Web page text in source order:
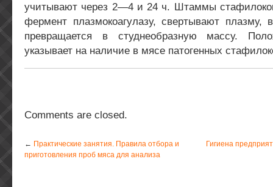
учитывают через 2—4 и 24 ч. Штаммы
фермент плазмокоагулазу, свертывают плазму,
превращается в студнеобразную массу.
указывает на наличие в мясе патогенных
Comments are closed.
← Практические занятия. Правила отбора и
приготовления проб мяса для анализа
Гигиена